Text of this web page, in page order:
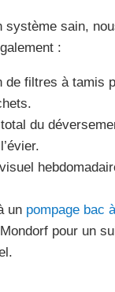
système sain,
:
de filtres à tamis
du
un pompage bac
pour un